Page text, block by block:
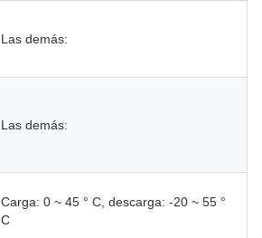
Las demás:
Las demás:
Carga: 0 ~ 45 ° C, descarga: -20 ~ 55 °
C